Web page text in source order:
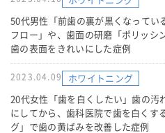
50代男性「前歯の裏が黒くなってい
フロー」や、歯面の研磨「ポリッシ
歯の表面をきれいにした症例
2023.04.09 ホワイトニング
20代女性「歯を白くしたい」歯の汚
にしてから、歯科医院で歯を白くす
グ」で歯の黄ばみを改善した症例